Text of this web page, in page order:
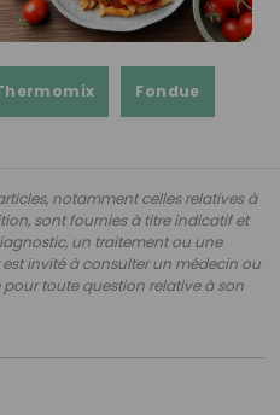
Fondue
notamment celles relatives à
sont fournies à titre indicatif et
un traitement ou une
invité à consulter un médecin ou
toute question relative à son